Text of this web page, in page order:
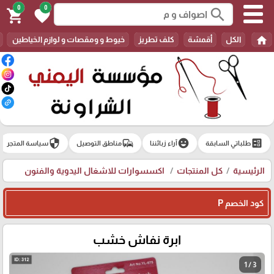
search
0
favorite
0
shopping_cart
home الكل أقمشة كلف تطريز خيوط و ومقصات و لوازم الخياطين
ballotطلباتي السابقة emoji_emotionsآراء زبائننا commuteمناطق التوصيل securityسياسة المتجر
الرئيسية كل المنتجات اكسسوارات للاشغال اليدوية والفنون
كود الخصم P
ابرة نفاش خشب
1 / 3